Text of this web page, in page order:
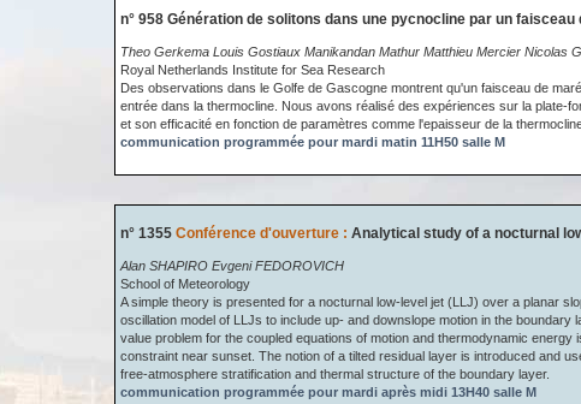
n° 958 Génération de solitons dans une pycnocline par un faisceau
Theo Gerkema Louis Gostiaux Manikandan Mathur Matthieu Mercier Nicolas
Royal Netherlands Institute for Sea Research
Des observations dans le Golfe de Gascogne montrent qu'un faisceau de
entrée dans la thermocline. Nous avons réalisé des expériences sur la plate-
et son efficacité en fonction de paramètres comme l'epaisseur de la
communication programmée pour mardi matin 11H50 salle M
n° 1355 Conférence d'ouverture : Analytical study of a nocturnal
Alan SHAPIRO Evgeni FEDOROVICH
School of Meteorology
A simple theory is presented for a nocturnal low-level jet (LLJ) over a planar
oscillation model of LLJs to include up- and downslope motion in the boundary
value problem for the coupled equations of motion and thermodynamic
constraint near sunset. The notion of a tilted residual layer is introduced and
free-atmosphere stratification and thermal structure of the boundary layer.
communication programmée pour mardi après midi 13H40 salle M